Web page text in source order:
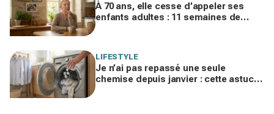
À 70 ans, elle cesse d’appeler ses
enfants adultes : 11 semaines de
LIFESTYLE
Je n’ai pas repassé une seule
chemise depuis janvier : cette astuce